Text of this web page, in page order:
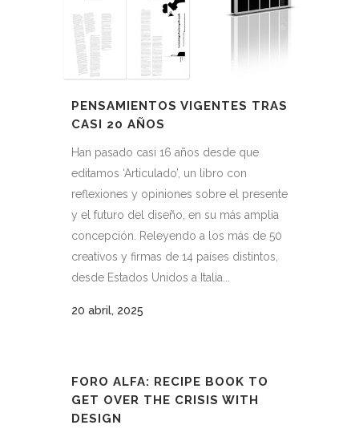
PENSAMIENTOS VIGENTES TRAS
CASI 20 AÑOS
Han pasado casi 16 años desde que
editamos ‘Articulado’, un libro con
reflexiones y opiniones sobre el presente
y el futuro del diseño, en su más amplia
concepción. Releyendo a los más de 50
creativos y firmas de 14 países distintos,
desde Estados Unidos a Italia...
20 abril, 2025
FORO ALFA: RECIPE BOOK TO
GET OVER THE CRISIS WITH
DESIGN